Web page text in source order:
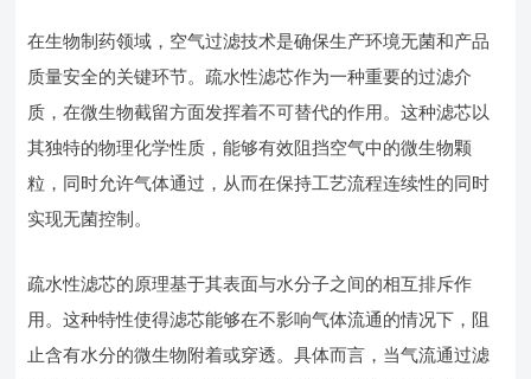
在生物制药领域，空气过滤技术是确保生产环境无菌和产品
质量安全的关键环节。疏水性滤芯作为一种重要的过滤介
质，在微生物截留方面发挥着不可替代的作用。这种滤芯以
其独特的物理化学性质，能够有效阻挡空气中的微生物颗
粒，同时允许气体通过，从而在保持工艺流程连续性的同时
实现无菌控制。
疏水性滤芯的原理基于其表面与水分子之间的相互排斥作
用。这种特性使得滤芯能够在不影响气体流通的情况下，阻
止含有水分的微生物附着或穿透。具体而言，当气流通过滤